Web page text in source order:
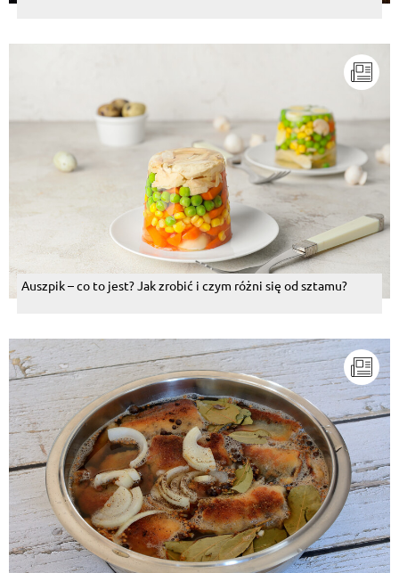
Auszpik – co to jest? Jak zrobić i czym różni się od sztamu?